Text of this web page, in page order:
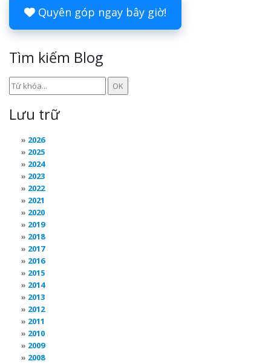
Quyên góp ngay bây giờ!
Tìm kiếm Blog
Lưu trữ
2026
2025
2024
2023
2022
2021
2020
2019
2018
2017
2016
2015
2014
2013
2012
2011
2010
2009
2008